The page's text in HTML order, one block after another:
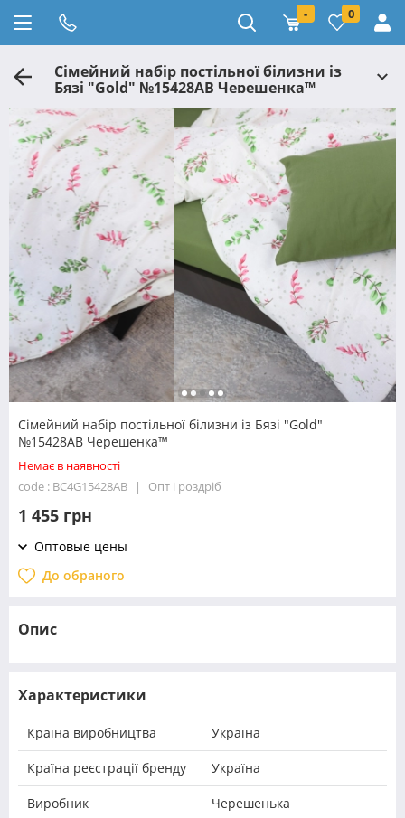
- 0
Сімейний набір постільної білизни із
Бязі "Gold" №15428AB Черешенка™
Сімейний набір постільної білизни із Бязі "Gold"
№15428AB Черешенка™
Немає в наявності
code : BC4G15428AB
Опт і роздріб
1 455 грн
Оптовые цены
До обраного
Опис
Характеристики
Країна виробництва Україна
Країна реєстрації бренду Україна
Виробник Черешенька